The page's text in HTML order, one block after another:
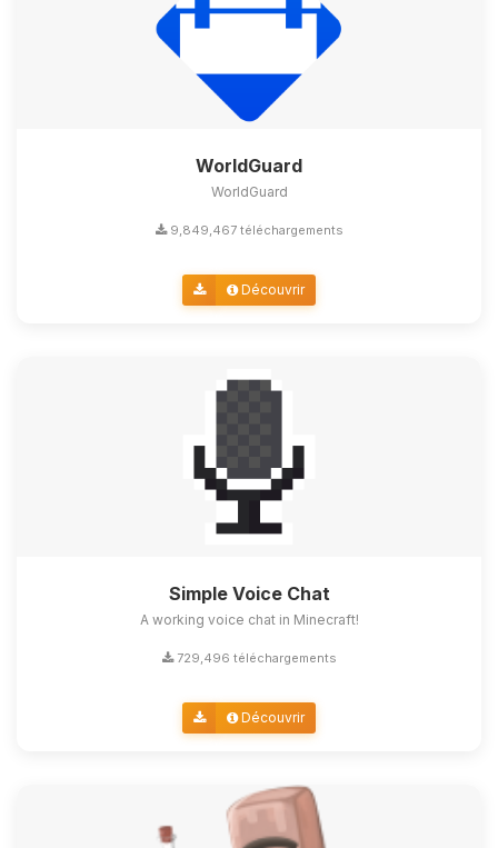
WorldGuard
WorldGuard
9,849,467 téléchargements
Découvrir
Simple Voice Chat
A working voice chat in Minecraft!
729,496 téléchargements
Découvrir